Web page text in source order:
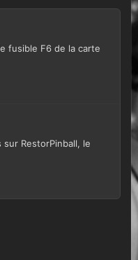
fusible F6 de la carte
sur RestorPinball, le